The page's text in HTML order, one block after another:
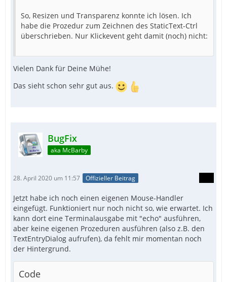
So, Resizen und Transparenz konnte ich lösen. Ich
habe die Prozedur zum Zeichnen des StaticText-Ctrl
überschrieben. Nur Klickevent geht damit (noch) nicht:
Vielen Dank für Deine Mühe!
Das sieht schon sehr gut aus.
BugFix
aka McBarby
28. April 2020 um 11:57 Offizieller Beitrag
Jetzt habe ich noch einen eigenen Mouse-Handler
eingefügt. Funktioniert nur noch nicht so, wie erwartet. Ich
kann dort eine Terminalausgabe mit "echo" ausführen,
aber keine eigenen Prozeduren ausführen (also z.B. den
TextEntryDialog aufrufen), da fehlt mir momentan noch
der Hintergrund.
Code